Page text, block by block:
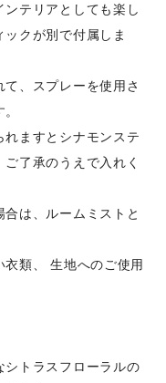
テリアとしても楽し
クが別で付属しま
、スプレーを使用さ
ますとシナモンステ
了承のうえで入れく
は、ルームミストと
類、 生地へのご使用
シトラスフローラルの